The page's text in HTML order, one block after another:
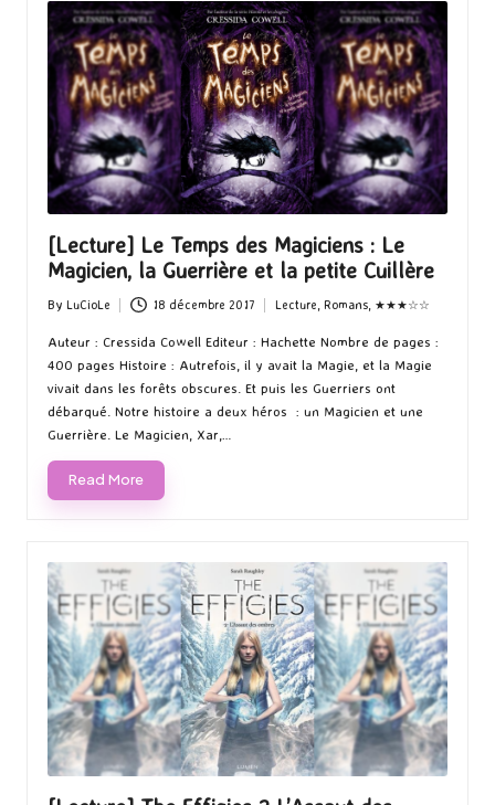
[Lecture] Le Temps des Magiciens : Le
Magicien, la Guerrière et la petite Cuillère
Posted
by
By LuCioLe 18 décembre 2017
in
Lecture, Romans, ★★★☆☆
Auteur : Cressida Cowell Editeur : Hachette Nombre de pages :
400 pages Histoire : Autrefois, il y avait la Magie, et la Magie
vivait dans les forêts obscures. Et puis les Guerriers ont
débarqué. Notre histoire a deux héros : un Magicien et une
Guerrière. Le Magicien, Xar,…
Read More